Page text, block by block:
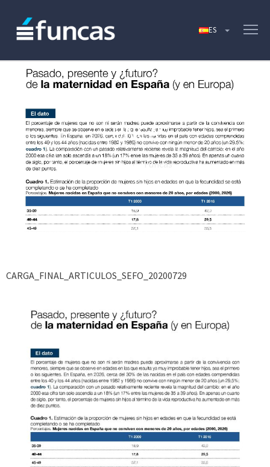
FUNCAS
Home Funcas
CARGA_FINAL_ARTICULOS_SEFO_20200729